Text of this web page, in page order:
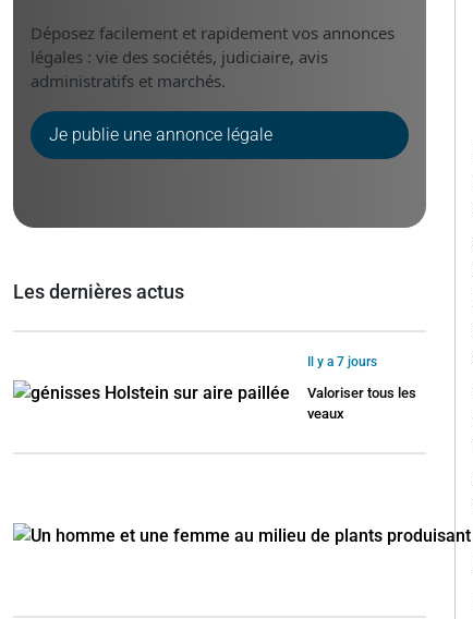
Déposez facilement et rapidement vos annonces
légales : vie des sociétés, judiciaire, avis
administratifs et marchés.
Je publie une annonce légale
Les dernières actus
Il y a 7 jours
Valoriser tous les
veaux